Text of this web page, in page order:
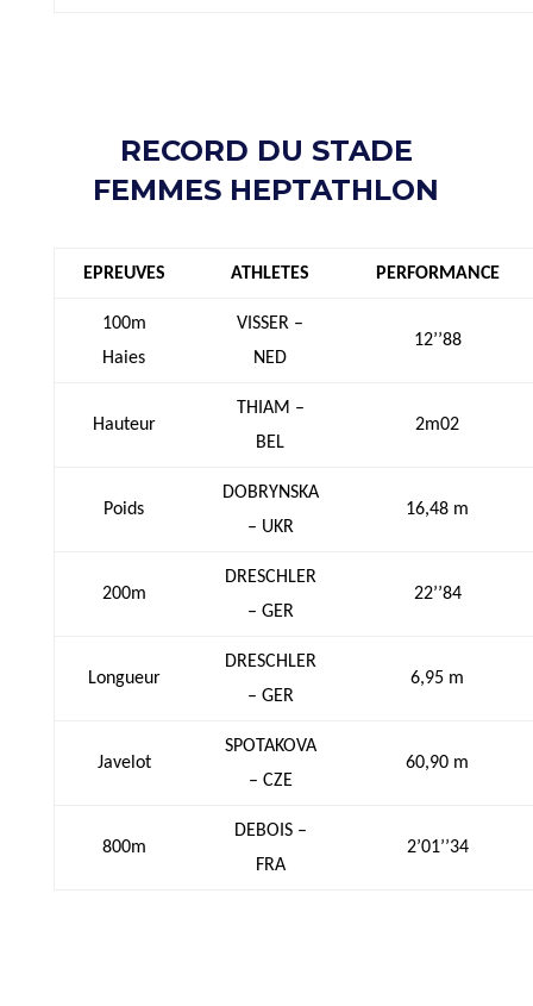
RECORD DU STADE
FEMMES HEPTATHLON
EPREUVES ATHLETES PERFORMANCE
100m
Haies
VISSER –
NED
12’’88
Hauteur
THIAM –
BEL
2m02
Poids
DOBRYNSKA
– UKR
16,48 m
200m
DRESCHLER
– GER
22’’84
Longueur
DRESCHLER
– GER
6,95 m
Javelot
SPOTAKOVA
– CZE
60,90 m
800m
DEBOIS –
FRA
2’01’’34